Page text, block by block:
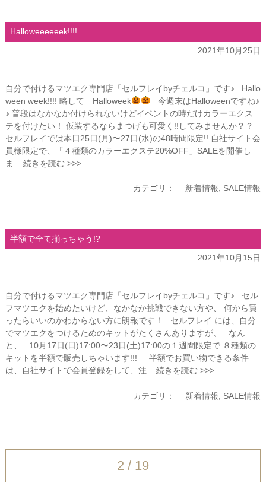
Halloweeeeeek!!!!
2021年10月25日
自分で付けるマツエク専門店「セルフレイbyチェルコ」です♪ Hallo
ween week!!!! 略して Halloweek
今週末はHalloweenですね♪
♪ 普段はなかなか付けられないけどイベントの時だけカラーエクス
テを付けたい！ 仮装するならまつげも可愛く!!してみませんか？？
セルフレイでは本日25日(月)〜27日(水)の48時間限定!! 自社サイト会
員様限定で、「４種類のカラーエクステ20%OFF」SALEを開催し
ま... 続きを読む >>>
カテゴリ： 新着情報, SALE情報
半額で全て揃っちゃう!?
2021年10月15日
自分で付けるマツエク専門店「セルフレイbyチェルコ」です♪ セル
フマツエクを始めたいけど、なかなか挑戦できない方や、 何から買
ったらいいのかわからない方に朗報です！ セルフレイ には、自分
でマツエクをつけるためのキットがたくさんありますが、 なん
と、 10月17日(日)17:00〜23日(土)17:00の１週間限定で ８種類の
キットを半額で販売しちゃいます!!! 半額でお買い物できる条件
は、自社サイトで会員登録をして、注... 続きを読む >>>
カテゴリ： 新着情報 SALE情報
2 / 19